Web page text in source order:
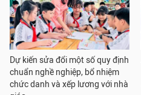
Dự kiến sửa đổi một số quy định
chuẩn nghề nghiệp, bổ nhiệm
chức danh và xếp lương với nhà